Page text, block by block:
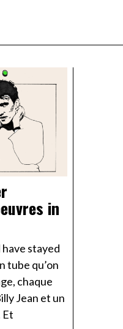
in
have stayed
tube qu’on
chaque
Jean et un
Et